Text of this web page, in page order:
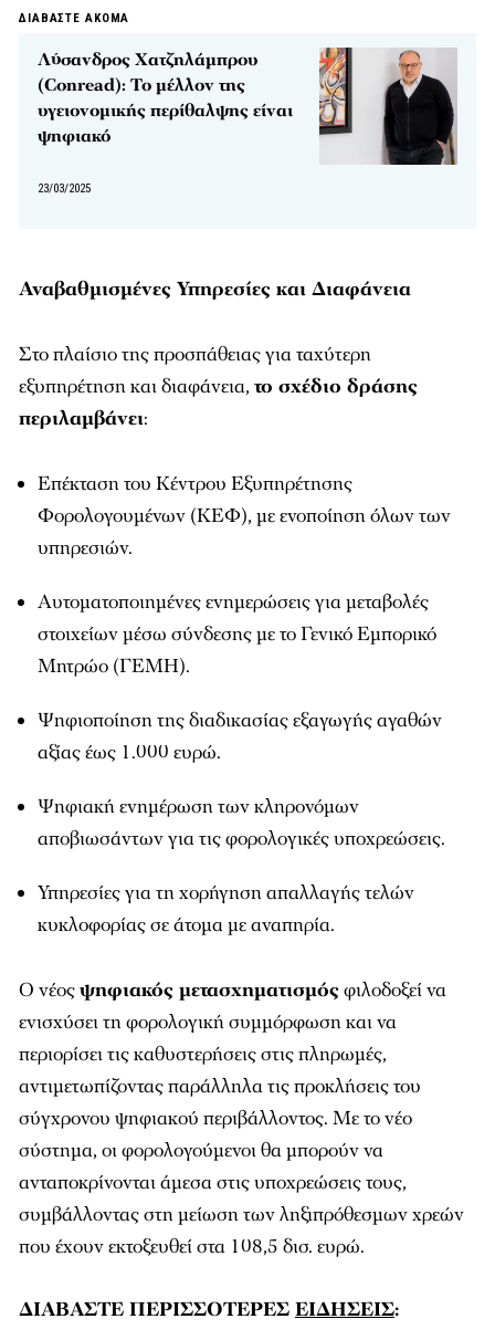
ΔΙΑΒΑΣΤΕ ΑΚΟΜΑ
Λύσανδρος Χατζηλάμπρου
(Conread): Το μέλλον της
υγειονομικής περίθαλψης είναι
ψηφιακό
23/03/2025
Αναβαθμισμένες Υπηρεσίες και Διαφάνεια
Στο πλαίσιο της προσπάθειας για ταχύτερη
εξυπηρέτηση και διαφάνεια, το σχέδιο δράσης
περιλαμβάνει:
Επέκταση του Κέντρου Εξυπηρέτησης
Φορολογουμένων (ΚΕΦ), με ενοποίηση όλων των
υπηρεσιών.
Αυτοματοποιημένες ενημερώσεις για μεταβολές
στοιχείων μέσω σύνδεσης με το Γενικό Εμπορικό
Μητρώο (ΓΕΜΗ).
Ψηφιοποίηση της διαδικασίας εξαγωγής αγαθών
αξίας έως 1.000 ευρώ.
Ψηφιακή ενημέρωση των κληρονόμων
αποβιωσάντων για τις φορολογικές υποχρεώσεις.
Υπηρεσίες για τη χορήγηση απαλλαγής τελών
κυκλοφορίας σε άτομα με αναπηρία.
Ο νέοςψηφιακός μετασχηματισμόςφιλοδοξεί να
ενισχύσει τη φορολογική συμμόρφωση και να
περιορίσει τις καθυστερήσεις στις πληρωμές,
αντιμετωπίζοντας παράλληλα τις προκλήσεις του
σύγχρονου ψηφιακού περιβάλλοντος. Με το νέο
σύστημα, οι φορολογούμενοι θα μπορούν να
ανταποκρίνονται άμεσα στις υποχρεώσεις τους,
συμβάλλοντας στη μείωση των ληξιπρόθεσμων χρεών
που έχουν εκτοξευθεί στα 108,5 δισ. ευρώ.
ΔΙΑΒΑΣΤΕ ΠΕΡΙΣΣΟΤΕΡΕΣ ΕΙΔΗΣΕΙΣ: